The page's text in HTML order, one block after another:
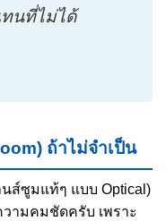
ทนที่ไม่ได้
ถ้าไม่จำเป็น
ส์ซูมแท้ๆ แบบ Optical)
ามคมชัดครับ เพราะ